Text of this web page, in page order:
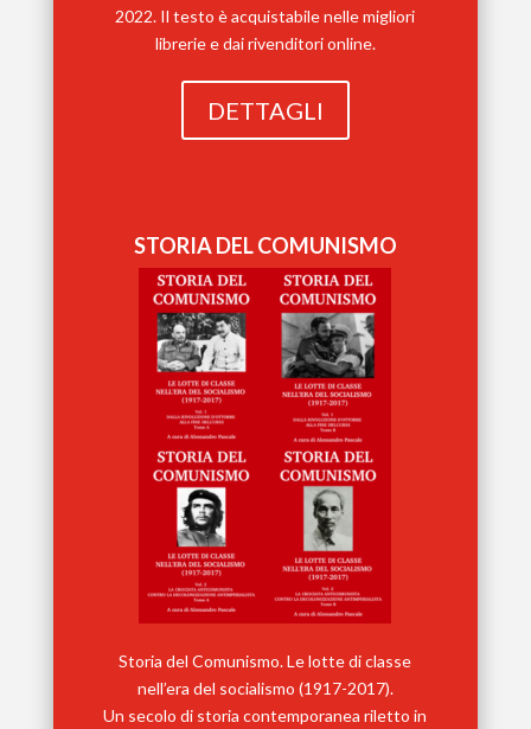
2022. Il testo è acquistabile nelle migliori
librerie e dai rivenditori online.
DETTAGLI
STORIA DEL COMUNISMO
Storia del Comunismo. Le lotte di classe
nell’era del socialismo (1917-2017).
Un secolo di storia contemporanea riletto in